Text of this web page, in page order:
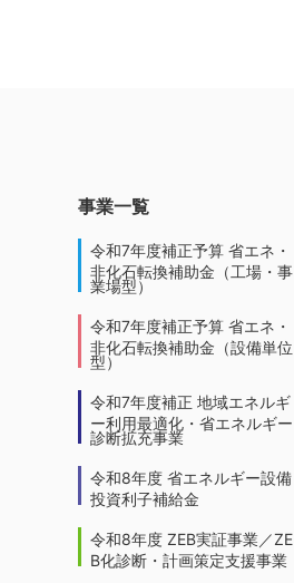
事業一覧
令和7年度補正予算 省エネ・
非化石転換補助金（工場・事
業場型）
令和7年度補正予算 省エネ・
非化石転換補助金（設備単位
型）
令和7年度補正 地域エネルギ
ー利用最適化・省エネルギー
診断拡充事業
令和8年度 省エネルギー設備
投資利子補給金
令和8年度 ZEB実証事業／ZE
B化診断・計画策定支援事業